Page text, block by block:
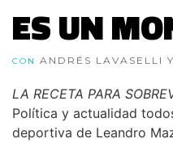
ES UN
CON ANDRÉS LAVASELLI
LA RECETA PARA
Política y actualidad
deportiva de Leandro